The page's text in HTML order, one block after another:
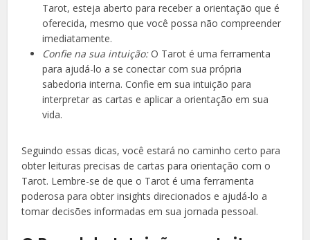
Tarot, esteja aberto para receber a orientação que é
oferecida, mesmo que você possa não compreender
imediatamente.
Confie na sua intuição:O Tarot é uma ferramenta
para ajudá-lo a se conectar com sua própria
sabedoria interna. Confie em sua intuição para
interpretar as cartas e aplicar a orientação em sua
vida.
Seguindo essas dicas, você estará no caminho certo para
obter leituras precisas de cartas para orientação com o
Tarot. Lembre-se de que o Tarot é uma ferramenta
poderosa para obter insights direcionados e ajudá-lo a
tomar decisões informadas em sua jornada pessoal.